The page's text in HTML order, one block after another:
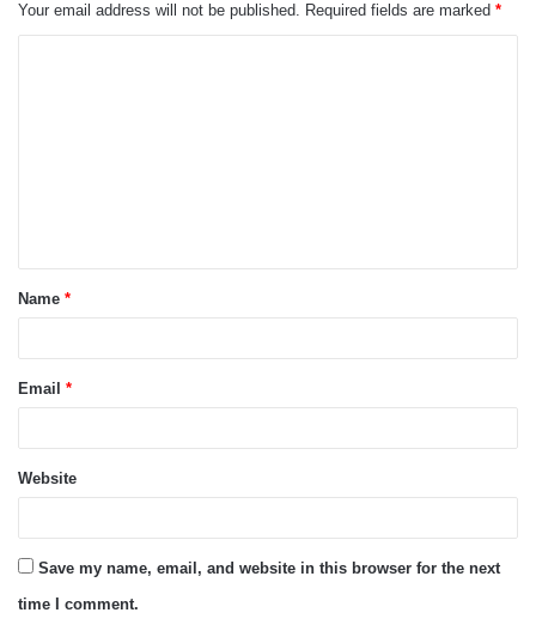
Your email address will not be published. Required fields are marked *
t
*Name *
Email *
Website
Save my name, email, and website in this browser for the next
time I comment.